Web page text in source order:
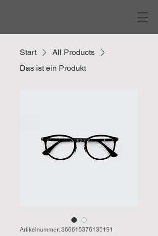
Start
All Products
Das ist ein Produkt
Artikelnummer: 366615376135191